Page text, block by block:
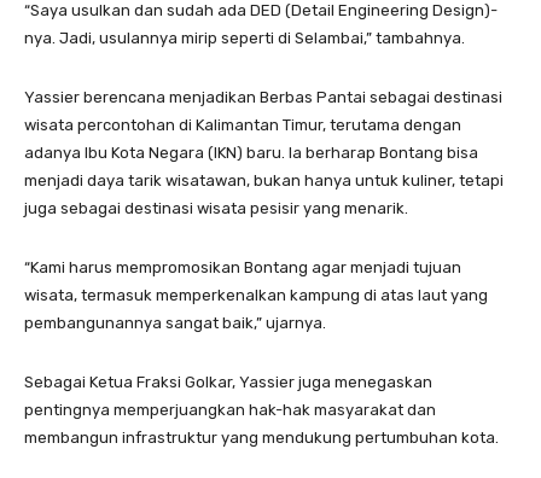
“Saya usulkan dan sudah ada DED (Detail Engineering Design)-
nya. Jadi, usulannya mirip seperti di Selambai,” tambahnya.
Yassier berencana menjadikan Berbas Pantai sebagai destinasi
wisata percontohan di Kalimantan Timur, terutama dengan
adanya Ibu Kota Negara (IKN) baru. Ia berharap Bontang bisa
menjadi daya tarik wisatawan, bukan hanya untuk kuliner, tetapi
juga sebagai destinasi wisata pesisir yang menarik.
“Kami harus mempromosikan Bontang agar menjadi tujuan
wisata, termasuk memperkenalkan kampung di atas laut yang
pembangunannya sangat baik,” ujarnya.
Sebagai Ketua Fraksi Golkar, Yassier juga menegaskan
pentingnya memperjuangkan hak-hak masyarakat dan
membangun infrastruktur yang mendukung pertumbuhan kota.